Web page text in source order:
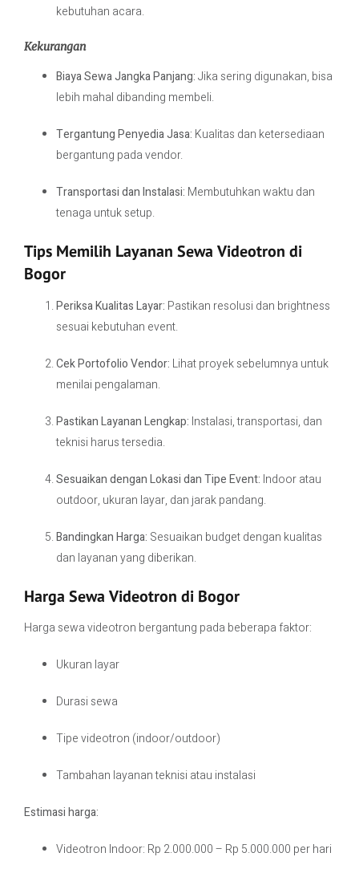
kebutuhan acara.
Kekurangan
Biaya Sewa Jangka Panjang:Jika sering digunakan, bisa
lebih mahal dibanding membeli.
Tergantung Penyedia Jasa: Kualitas dan ketersediaan
bergantung pada vendor.
Transportasi dan Instalasi: Membutuhkan waktu dan
tenaga untuk setup.
Tips Memilih Layanan Sewa Videotron di
Bogor
Periksa Kualitas Layar: Pastikan resolusi dan brightness
sesuai kebutuhan event.
Cek Portofolio Vendor: Lihat proyek sebelumnya untuk
menilai pengalaman.
Pastikan Layanan Lengkap: Instalasi, transportasi, dan
teknisi harus tersedia.
Sesuaikan dengan Lokasi dan Tipe Event: Indoor atau
outdoor, ukuran layar, dan jarak pandang.
Bandingkan Harga: Sesuaikan budget dengan kualitas
dan layanan yang diberikan.
Harga Sewa Videotron di Bogor
Harga sewa videotron bergantung pada beberapa faktor:
Ukuran layar
Durasi sewa
Tipe videotron (indoor/outdoor)
Tambahan layanan teknisi atau instalasi
Estimasi harga:
Videotron Indoor: Rp 2.000.000 – Rp 5.000.000 per hari